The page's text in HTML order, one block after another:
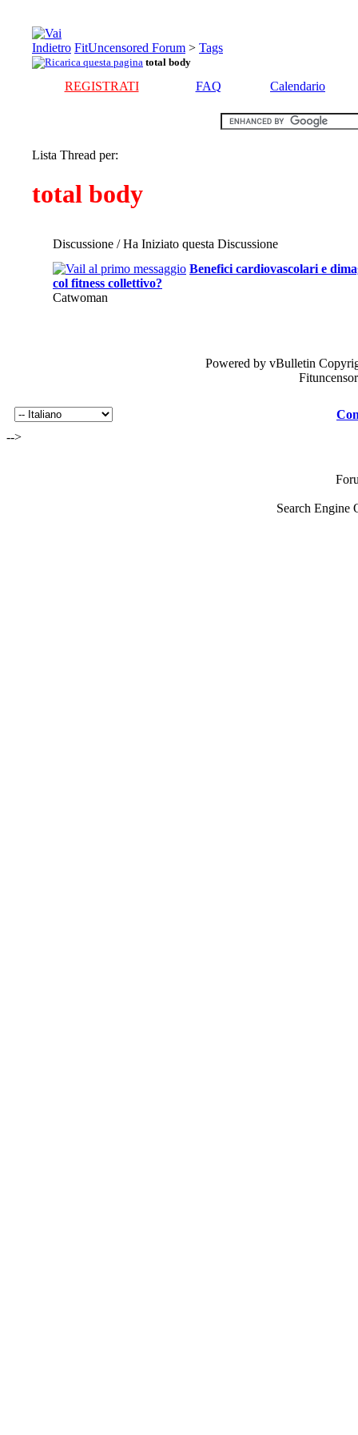
FitUncensored Forum > Tags
total body
REGISTRATI FAQ Calendario
Lista Thread per:
total body
Discussione / Ha Iniziato questa Discussione
Benefici cardiovascolari e
col fitness collettivo?
Catwoman
Powered by vBulletin
-->
Search Engine